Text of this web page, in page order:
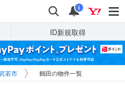
検索 通知
i
ID新規取得
若市 鶴田の物件一覧